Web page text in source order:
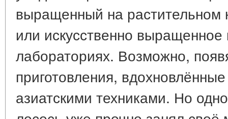
выращенный на растительном
или искусственно
лабораториях. Возможно,
приготовления,
азиатскими техниками. Но